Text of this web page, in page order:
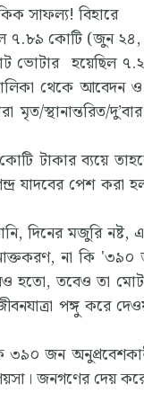
সাফল্য! বিহারে
কোটি (জুন ২৪,
ভোটার হয়েছিল
থেকে আবেদন
মৃত/স্থানান্তরিত/
টাকার ব্যয়ে
যাদবের পেশ করা
দিনের মজুরি নষ্ট,
না কি
হতো, তবেও তা
পঙ্গু করে
জন
জনগণের দেয়